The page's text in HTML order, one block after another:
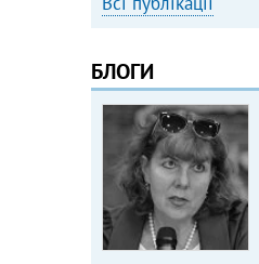
БЛОГИ